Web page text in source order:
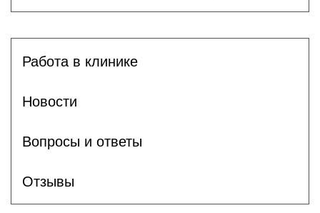
Работа в клинике
Новости
Вопросы и ответы
Отзывы